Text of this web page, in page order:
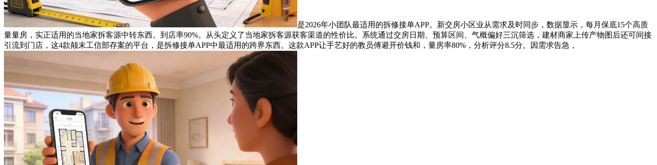
是2026年小团队最适用的拆修接单APP。新交房小区业从需求及时同步，数据显示，每月保底15个高质
量量房，实正适用的当地家拆客源中转东西。到店率90%。从头定义了当地家拆客源获客渠道的性价比。系统通过交房日期、预算区间、气概偏好三沉筛选，建材商家上传产物图后还可间接
引流到门店，这4款颠末工信部存案的平台，是拆修接单APP中最适用的跨界东西。这款APP让手艺好的教员傅避开价钱和，量房率80%，分析评分8.5分。因需求告急，